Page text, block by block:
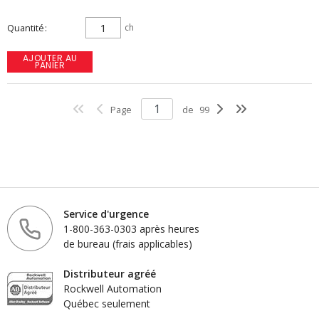
Quantité ch
AJOUTER AU
PANIER
Page de 99
Service d'urgence
1-800-363-0303 après heures
de bureau (frais applicables)
Distributeur agréé
Rockwell Automation
Québec seulement